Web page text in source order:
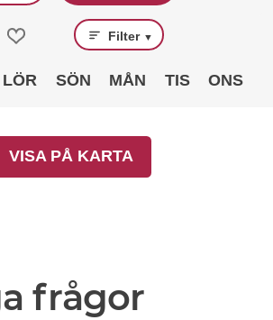
Filter ▼
LÖR SÖN MÅN TIS ONS
VISA PÅ KARTA
frågor